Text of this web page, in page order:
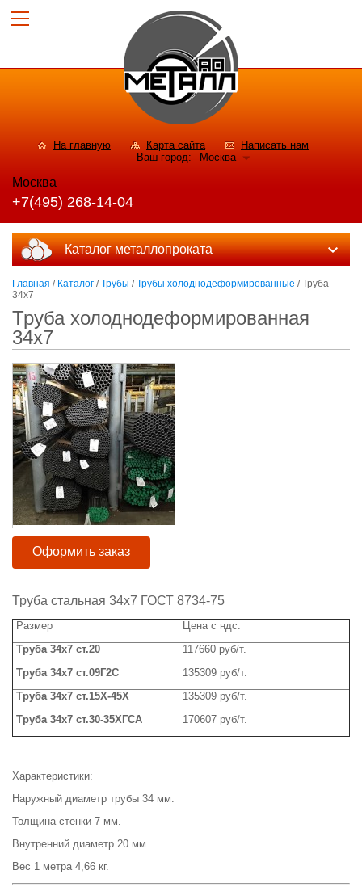
На главную Карта сайта
Написать нам
Ваш город:
Москва
Москва
+7(495) 268-14-04
Каталог металлопроката
Главная / Каталог /Трубы /Трубы холоднодеформированные / Труба
34х7
Труба холоднодеформированная
34х7
Оформить заказ
Труба стальная 34х7 ГОСТ 8734-75
Размер
Цена с ндс.
Труба 34х7 ст.20
117660 руб/т.
Труба 34х7 ст.09Г2С
135309 руб/т.
Труба 34х7 ст.15Х-45Х 135309 руб/т.
Труба 34х7 ст.30-35ХГСА 170607 руб/т.
Характеристики:
Наружный диаметр трубы 34 мм.
Толщина стенки 7 мм.
Внутренний диаметр 20 мм.
Вес 1 метра 4,66 кг.